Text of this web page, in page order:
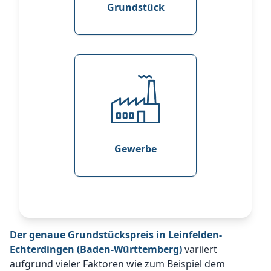
Grundstück
Gewerbe
Der genaue Grundstückspreis in Leinfelden-
Echterdingen (Baden-Württemberg)variiert
aufgrund vieler Faktoren wie zum Beispiel dem